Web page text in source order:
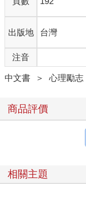
出版地 台灣
注音
中文書 ＞ 心理勵志
商品評價
相關主題